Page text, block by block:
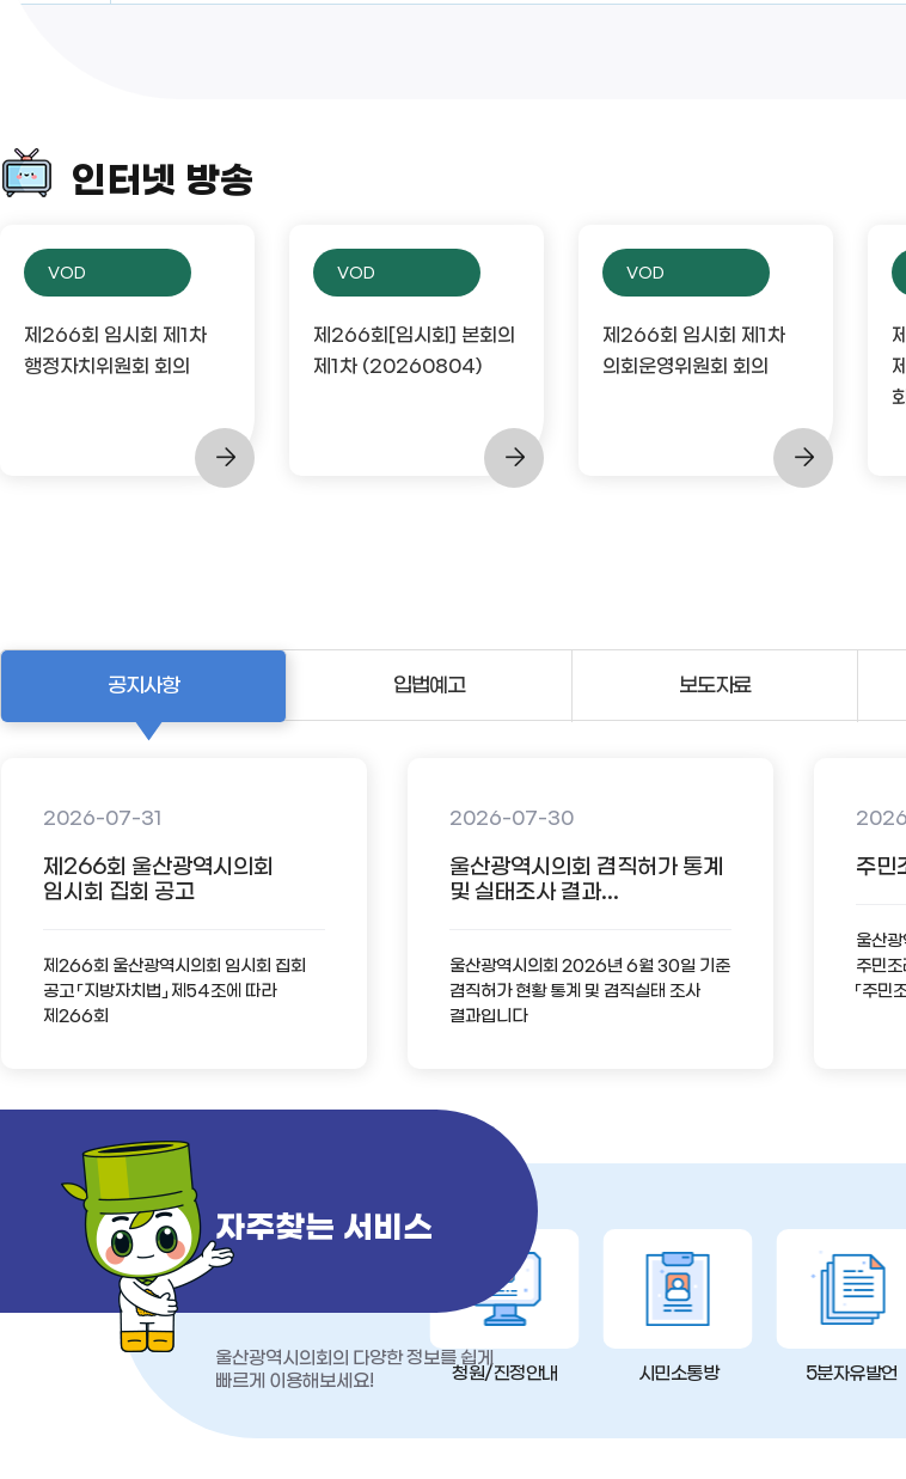
인터넷 방송
VOD
제266회 임시회 제1차
행정자치위원회 회의
VOD
제266회[임시회] 본회의
제1차 (20260804)
VOD
제266회 임시회 제1차
의회운영위원회 회의
공지사항
2026-07-31
제266회 울산광역시의회
임시회 집회 공고
제266회 울산광역시의회 임시회 집회
공고 「지방자치법」 제54조에 따라
제266회
2026-07-30
울산광역시의회 겸직허가 통계
및 실태조사 결과...
울산광역시의회 2026년 6월 30일 기준
겸직허가 현황 통계 및 겸직실태 조사
결과입니다
주민
울산
주민
「주민
입법예고 보도자료
자주찾는 서비스
울산광역시의회의 다양한 정보를 쉽게
빠르게 이용해보세요!
청원/진정안내 시민소통방 5분자유발언